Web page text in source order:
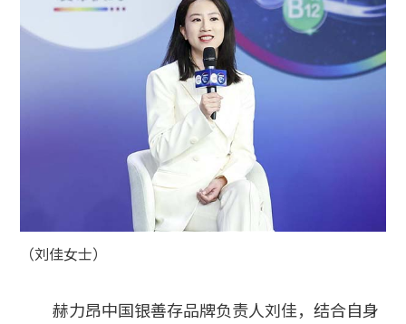
（刘佳女士）
赫力昂中国银善存品牌负责人刘佳，结合自身